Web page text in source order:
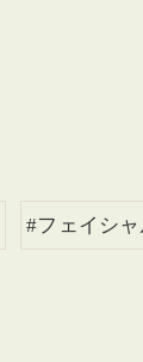
#フェイシ